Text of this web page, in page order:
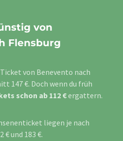
von
Flensburg
von Benevento nach
147 €. Doch wenn du früh
schon ab 112 €ergattern.
liegen je nach
€ und 183 €.